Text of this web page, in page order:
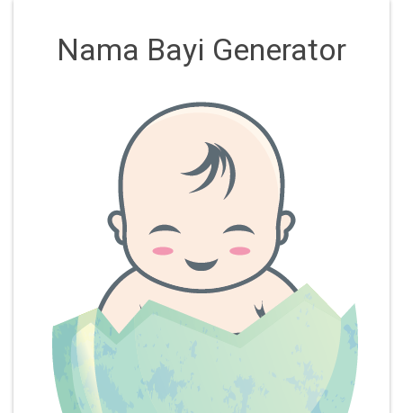
Nama Bayi Generator